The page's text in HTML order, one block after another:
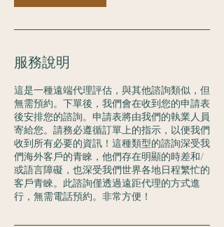
服務說明
這是一種遠端代理評估，與其他諮詢類似，但
無需預約。下單後，我們會在收到您的申請表
後安排您的諮詢。申請表將由我們的執業人員
寄給您。請務必遵循訂單上的指示，以便我們
收到所有必要的資訊！這種類型的諮詢深受我
們海外客戶的青睞，他們存在明顯的時差和/
或語言障礙，也深受我們世界各地日程繁忙的
客戶青睞。此諮詢僅透過遠距代理的方式進
行，無需電話預約。非常方便！